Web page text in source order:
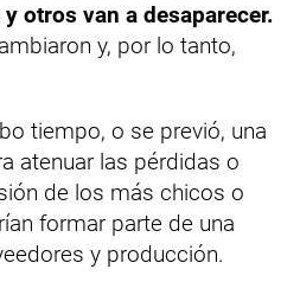
otros van a desaparecer.
y, por lo tanto,
tiempo, o se previó, una
atenuar las pérdidas o
de los más chicos o
formar parte de una
y producción.